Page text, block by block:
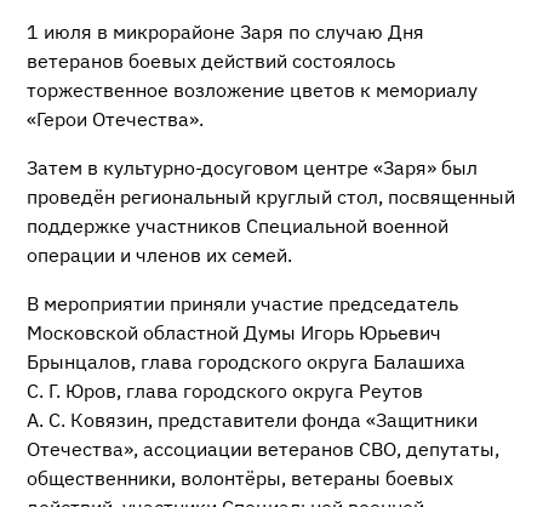
1 июля в микрорайоне Заря по случаю Дня
ветеранов боевых действий состоялось
торжественное возложение цветов к мемориалу
«Герои Отечества».
Затем в культурно-досуговом центре «Заря» был
проведён региональный круглый стол, посвященный
поддержке участников Специальной военной
операции и членов их семей.
В мероприятии приняли участие председатель
Московской областной Думы Игорь Юрьевич
Брынцалов, глава городского округа Балашиха
С. Г. Юров, глава городского округа Реутов
А. С. Ковязин, представители фонда «Защитники
Отечества», ассоциации ветеранов СВО, депутаты,
общественники, волонтёры, ветераны боевых